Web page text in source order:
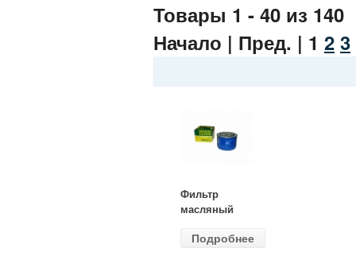
Товары 1 - 40 из 140
Начало | Пред. | 1 2 3
Фильтр
масляный
(MANN) W
Подробнее